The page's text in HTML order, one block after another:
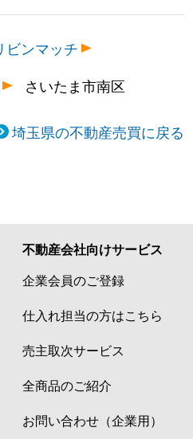
ビンマッチ
さいたま市南区
埼玉県の不動産売買に戻る
不動産会社向けサービス
企業会員のご登録
仕入れ担当の方はこちら
売主取次サービス
全商品のご紹介
お問い合わせ（企業用）